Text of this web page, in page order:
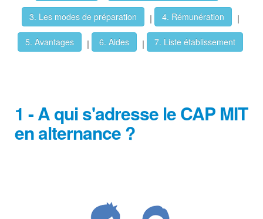
3. Les modes de préparation
| 4. Rémunération
|
5. Avantages
| 6. Aides | 7. Liste établissement
1 - A qui s'adresse le CAP MIT
en alternance ?